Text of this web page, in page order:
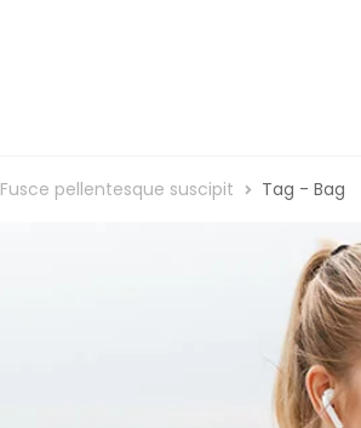
Fusce pellentesque suscipit Tag - Bag